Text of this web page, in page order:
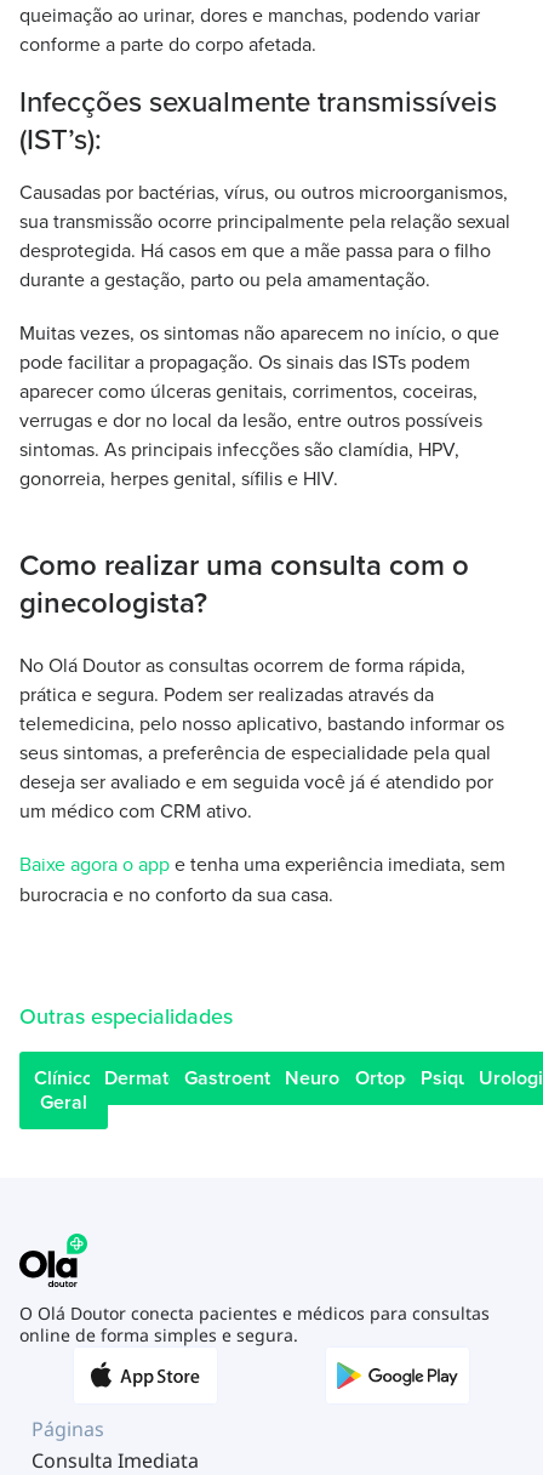
queimação ao urinar, dores e manchas, podendo variar
conforme a parte do corpo afetada.
Infecções sexualmente transmissíveis
(IST’s):
Causadas por bactérias, vírus, ou outros microorganismos,
sua transmissão ocorre principalmente pela relação sexual
desprotegida. Há casos em que a mãe passa para o filho
durante a gestação, parto ou pela amamentação.
Muitas vezes, os sintomas não aparecem no início, o que
pode facilitar a propagação. Os sinais das ISTs podem
aparecer como úlceras genitais, corrimentos, coceiras,
verrugas e dor no local da lesão, entre outros possíveis
sintomas. As principais infecções são clamídia, HPV,
gonorreia, herpes genital, sífilis e HIV.
Como realizar uma consulta com o
ginecologista?
No Olá Doutor as consultas ocorrem de forma rápida,
prática e segura. Podem ser realizadas através da
telemedicina, pelo nosso aplicativo, bastando informar os
seus sintomas, a preferência de especialidade pela qual
deseja ser avaliado e em seguida você já é atendido por
um médico com CRM ativo.
Baixe agora o app e tenha uma experiência imediata, sem
burocracia e no conforto da sua casa.
Outras especialidades
Clínico
Geral
DermatologistaGastroenterologista
NeurologistaOrtopedistaPsiquiatra
O Olá Doutor conecta pacientes e médicos para consultas
online de forma simples e segura.
Páginas
Consulta Imediata